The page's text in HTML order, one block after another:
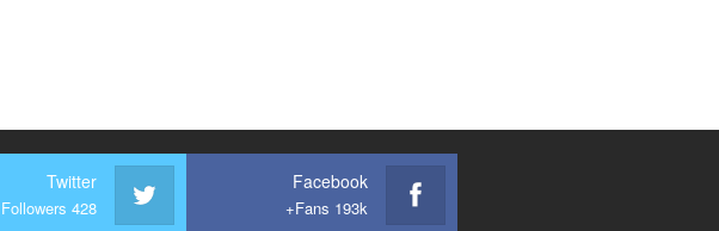
Facebook
Fans 193k+
Twitter
Followers 428